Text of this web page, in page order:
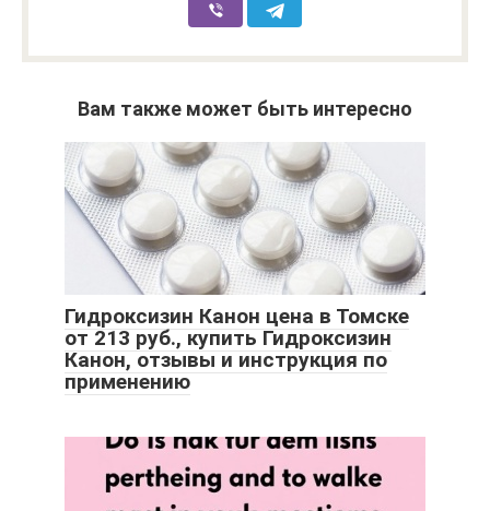
Вам также может быть интересно
Гидроксизин Канон цена в Томске
от 213 руб., купить Гидроксизин
Канон, отзывы и инструкция по
применению